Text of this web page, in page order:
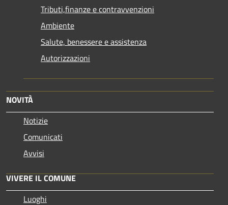
Tributi,finanze e contravvenzioni
Ambiente
Salute, benessere e assistenza
Autorizzazioni
NOVITÀ
Notizie
Comunicati
Avvisi
VIVERE IL COMUNE
Luoghi